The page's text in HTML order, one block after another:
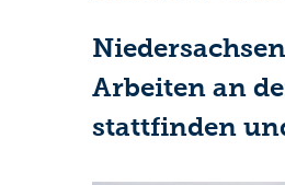
Arbeiten an
stattfinden